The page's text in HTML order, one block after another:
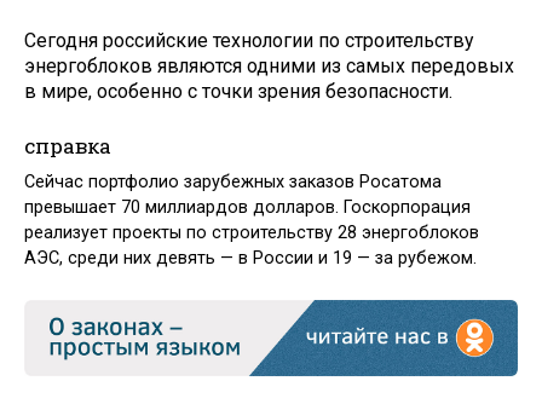
Сегодня российские технологии по строительству
энергоблоков являются одними из самых передовых
в мире, особенно с точки зрения безопасности.
справка
Сейчас портфолио зарубежных заказов Росатома
превышает 70 миллиардов долларов. Госкорпорация
реализует проекты по строительству 28 энергоблоков
АЭС, среди них девять — в России и 19 — за рубежом.